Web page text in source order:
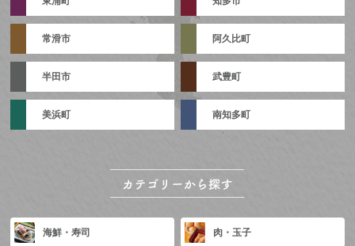
常滑市 阿久比町
半田市 武豊町
美浜町 南知多町
海鮮・寿司 肉・玉子